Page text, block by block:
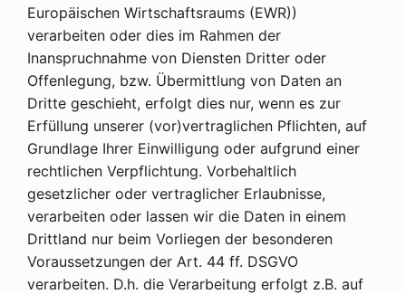
Europäischen Wirtschaftsraums (EWR))
verarbeiten oder dies im Rahmen der
Inanspruchnahme von Diensten Dritter oder
Offenlegung, bzw. Übermittlung von Daten an
Dritte geschieht, erfolgt dies nur, wenn es zur
Erfüllung unserer (vor)vertraglichen Pflichten, auf
Grundlage Ihrer Einwilligung oder aufgrund einer
rechtlichen Verpflichtung. Vorbehaltlich
gesetzlicher oder vertraglicher Erlaubnisse,
verarbeiten oder lassen wir die Daten in einem
Drittland nur beim Vorliegen der besonderen
Voraussetzungen der Art. 44 ff. DSGVO
verarbeiten. D.h. die Verarbeitung erfolgt z.B. auf